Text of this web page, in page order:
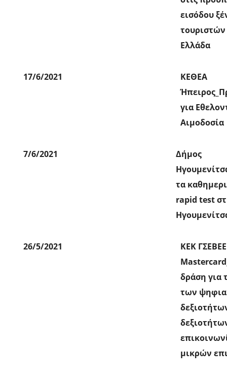
εισόδου
Ελλάδα
17/6/2021
ΚΕΘΕΑ
για
Αιμοδοσία
7/6/2021
Δήμος
τα
rapid test
26/5/2021
ΚΕΚ
δράση για
των
μικρών